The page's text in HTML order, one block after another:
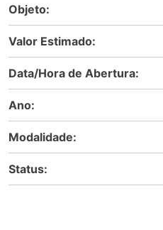
Objeto:
Valor Estimado:
Data/Hora de Abertura:
Ano:
Modalidade:
Status: